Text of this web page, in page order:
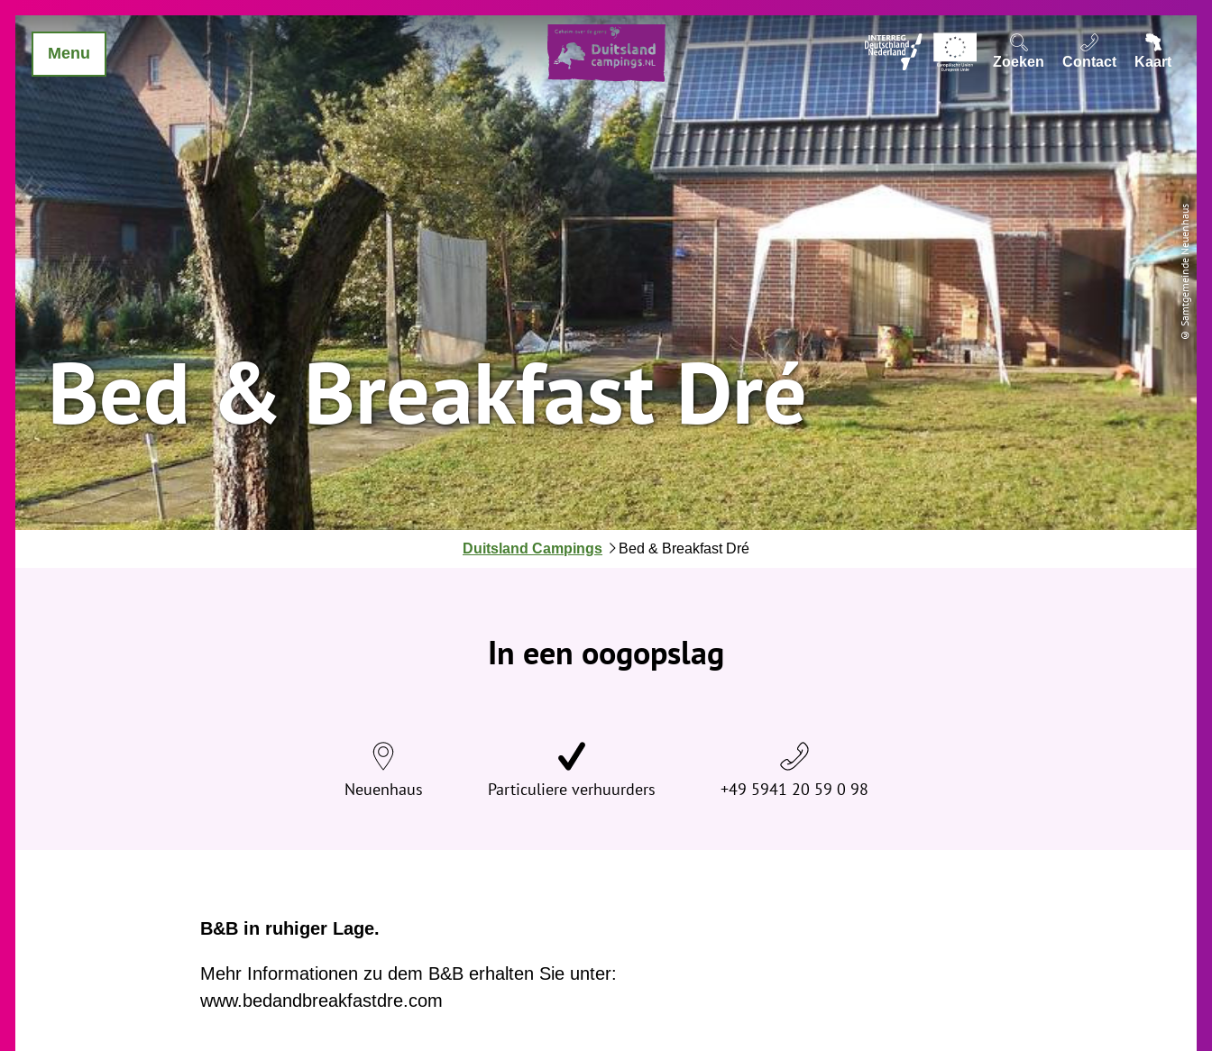
Zoeken Contact Kaart
Menu
© Samtgemeinde Neuenhaus
Bed & Breakfast Dré
J
Duitsland Campings Bed & Breakfast Dré
In een oogopslag
Neuenhaus Particuliere verhuurders +49 5941 20 59 0 98
B&B in ruhiger Lage.
Mehr Informationen zu dem B&B erhalten Sie unter:
www.bedandbreakfastdre.com